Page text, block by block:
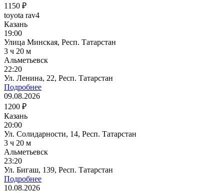
1150 ₽
toyota rav4
Казань
19:00
Улица Минская, Респ. Татарстан
3 ч 20 м
Альметьевск
22:20
Ул. Ленина, 22, Респ. Татарстан
Подробнее
09.08.2026
1200 ₽
Казань
20:00
Ул. Солидарности, 14, Респ. Татарстан
3 ч 20 м
Альметьевск
23:20
Ул. Бигаш, 139, Респ. Татарстан
Подробнее
10.08.2026